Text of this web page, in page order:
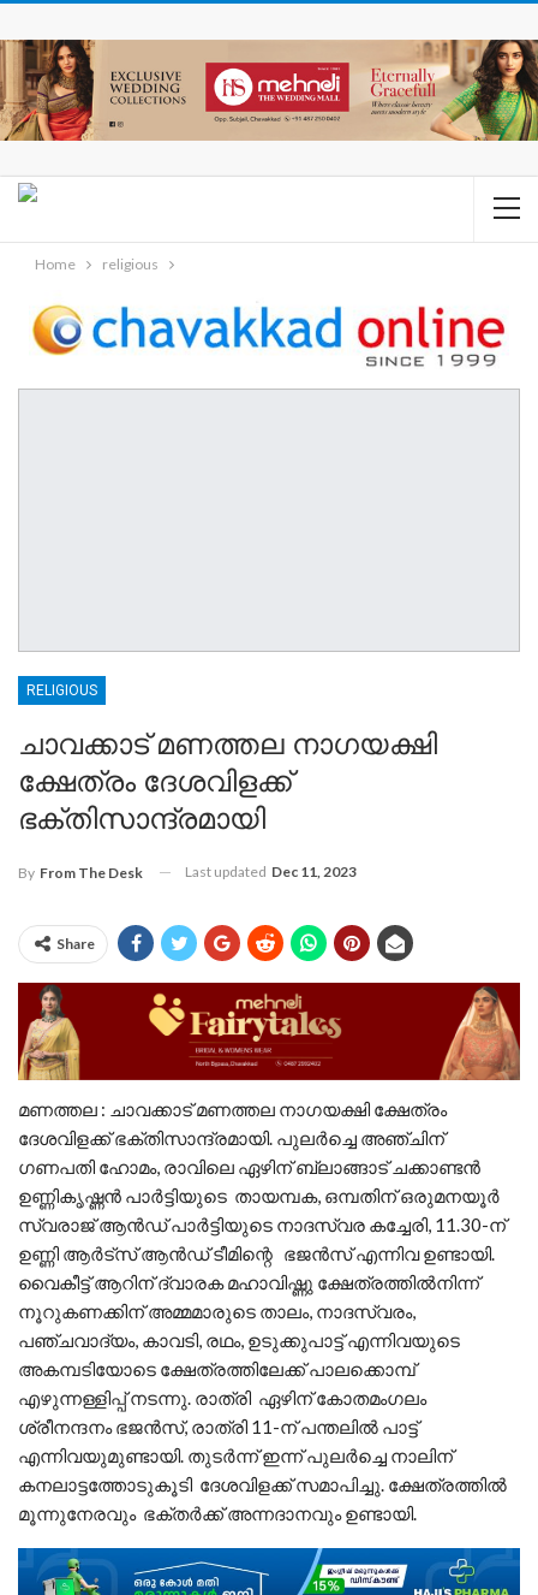
Home religious
RELIGIOUS
ചാവക്കാട് മണത്തല നാഗയക്ഷി
ക്ഷേത്രം ദേശവിളക്ക്
ഭക്തിസാന്ദ്രമായി
By From The Desk Last updated Dec 11, 2023
Share
മണത്തല : ചാവക്കാട് മണത്തല നാഗയക്ഷി ക്ഷേത്രം
ദേശവിളക്ക് ഭക്തിസാന്ദ്രമായി. പുലർച്ചെ അഞ്ചിന്
ഗണപതി ഹോമം, രാവിലെ ഏഴിന് ബ്ലാങ്ങാട് ചക്കാണ്ടൻ
ഉണ്ണികൃഷ്ണൻ പാർട്ടിയുടെ തായമ്പക, ഒമ്പതിന് ഒരുമനയൂർ
സ്വരാജ് ആൻഡ് പാർട്ടിയുടെ നാദസ്വര കച്ചേരി, 11.30-ന്
ഉണ്ണി ആർട്സ് ആൻഡ് ടീമിന്റെ ഭജന്‍സ് എന്നിവ ഉണ്ടായി.
വൈകീട്ട് ആറിന് ദ്വാരക മഹാവിഷ്ണു ക്ഷേത്രത്തില്‍നിന്ന്
നൂറുകണക്കിന് അമ്മമാരുടെ താലം, നാദസ്വരം,
പഞ്ചവാദ്യം, കാവടി, രഥം, ഉടുക്കുപാട്ട് എന്നിവയുടെ
അകമ്പടിയോടെ ക്ഷേത്രത്തിലേക്ക് പാലക്കൊമ്പ്
എഴുന്നള്ളിപ്പ് നടന്നു. രാത്രി ഏഴിന് കോതമംഗലം
ശ്രീനന്ദനം ഭജന്‍സ്, രാത്രി 11-ന് പന്തലില്‍ പാട്ട്
എന്നിവയുമുണ്ടായി. തുടർന്ന് ഇന്ന് പുലർച്ചെ നാലിന്
കനലാട്ടത്തോടുകൂടി ദേശവിളക്ക് സമാപിച്ചു. ക്ഷേത്രത്തിൽ
മൂന്നുനേരവും ഭക്തർക്ക് അന്നദാനവും ഉണ്ടായി.